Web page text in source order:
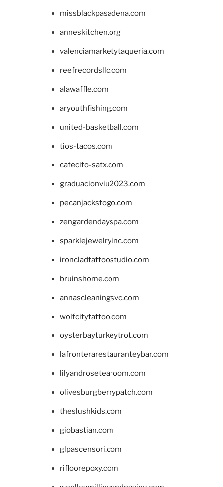
missblackpasadena.com
anneskitchen.org
valenciamarketytaqueria.com
reefrecordsllc.com
alawaffle.com
aryouthfishing.com
united-basketball.com
tios-tacos.com
cafecito-satx.com
graduacionviu2023.com
pecanjackstogo.com
zengardendayspa.com
sparklejewelryinc.com
ironcladtattoostudio.com
bruinshome.com
annascleaningsvc.com
wolfcitytattoo.com
oysterbayturkeytrot.com
lafronterarestauranteybar.com
lilyandrosetearoom.com
olivesburgberrypatch.com
theslushkids.com
giobastian.com
glpascensori.com
rifloorepoxy.com